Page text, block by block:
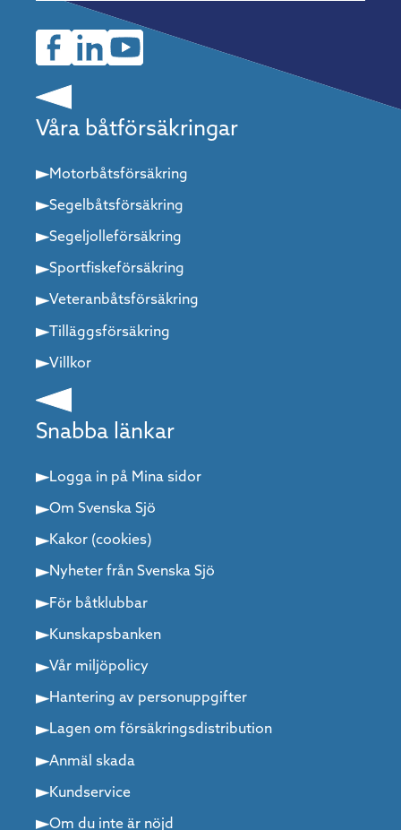
Våra båtförsäkringar
Motorbåtsförsäkring
Segelbåtsförsäkring
Segeljolleförsäkring
Sportfiskeförsäkring
Veteranbåtsförsäkring
Tilläggsförsäkring
Villkor
Snabba länkar
Logga in på Mina sidor
Om Svenska Sjö
Kakor (cookies)
Nyheter från Svenska Sjö
För båtklubbar
Kunskapsbanken
Vår miljöpolicy
Hantering av personuppgifter
Lagen om försäkringsdistribution
Anmäl skada
Kundservice
Om du inte är nöjd